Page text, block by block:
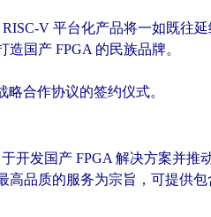
V 平台化产品将一如既往
国产 FPGA 的民族品牌。
合作协议的签约仪式。
开发国产 FPGA 解决方案并推
高品质的服务为宗旨，可提供